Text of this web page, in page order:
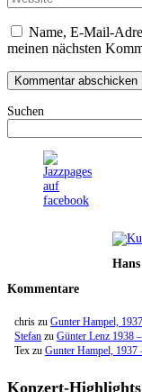
Name, E-Mail-
meinen nächsten
Suchen
Kommentare
chris zu Gunter Hampel,
Stefan zu Günter Lenz 1938
Tex zu Gunter Hampel, 1937
Konzert-Highlights